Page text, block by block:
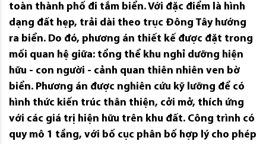
toàn thành phố đi tắm biển. Với đặc điểm là hình
dạng đất hẹp, trải dài theo trục Đông Tây hướng
ra biển. Do đó, phương án thiết kế được đặt trong
mối quan hệ giữa: tổng thể khu nghỉ dưỡng hiện
hữu - con người - cảnh quan thiên nhiên ven bờ
biển. Phương án được nghiên cứu kỹ lưỡng để có
hình thức kiến ​​trúc thân thiện, cởi mở, thích ứng
với các giá trị hiện hữu trên khu đất. Công trình có
quy mô 1 tầng, với bố cục phân bố hợp lý cho phép